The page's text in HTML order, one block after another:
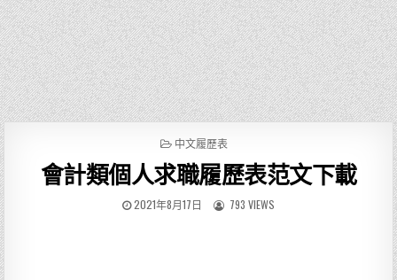
P
S
T
E
中文履歷表
會計類個人求職履歷表范文下載
2021年8月17日 793 VIEWS